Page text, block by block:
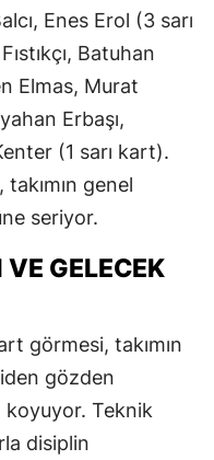
Enes Erol (3 sarı
Batuhan
Elmas, Murat
Erbaşı,
(1 sarı kart).
takımın genel
seriyor.
GELECEK
görmesi, takımın
gözden
Teknik
disiplin